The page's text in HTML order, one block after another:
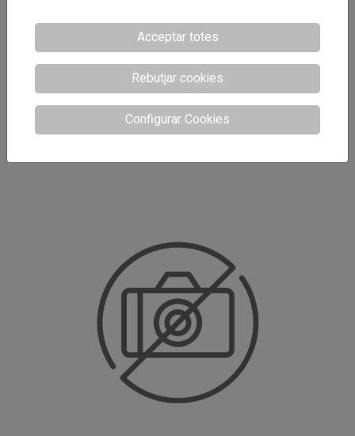
MOUSSE FOIE LLAUNA 1 KG MAS PARES
Acceptar totes
Rebutjar cookies
Configurar Cookies